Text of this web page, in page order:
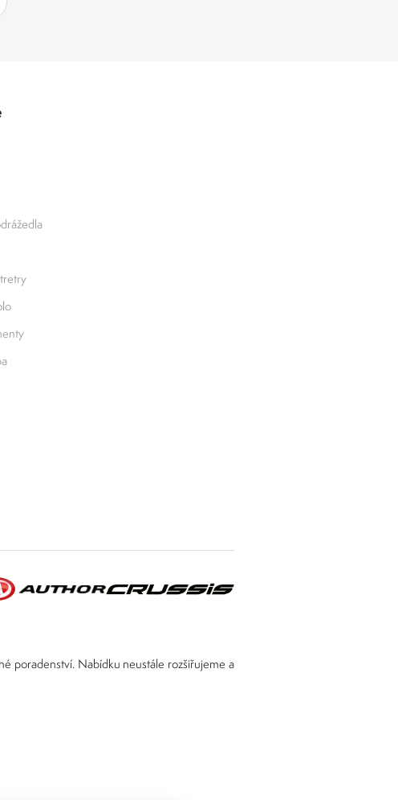
poradenství. Nabídku neustále rozšiřujeme a